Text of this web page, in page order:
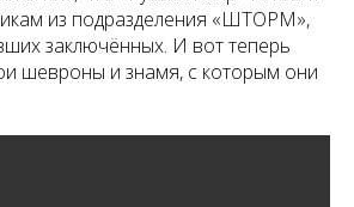
из подразделения «ШТОРМ»,
заключённых. И вот теперь
шевроны и знамя, с которым они